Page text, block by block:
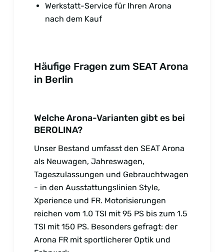
Werkstatt-Service für Ihren Arona
nach dem Kauf
Häufige Fragen zum SEAT Arona
in Berlin
Welche Arona-Varianten gibt es bei
BEROLINA?
Unser Bestand umfasst den SEAT Arona
als Neuwagen, Jahreswagen,
Tageszulassungen und Gebrauchtwagen
- in den Ausstattungslinien Style,
Xperience und FR. Motorisierungen
reichen vom 1.0 TSI mit 95 PS bis zum 1.5
TSI mit 150 PS. Besonders gefragt: der
Arona FR mit sportlicherer Optik und